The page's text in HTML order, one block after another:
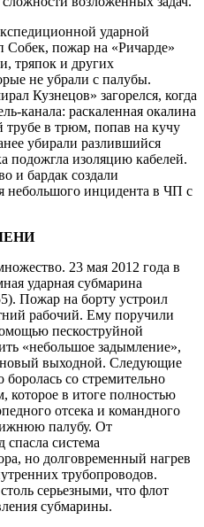
ударной
пожар на «Ричарде»
тряпок и других
не убрали с палубы.
Кузнецов» загорелся, когда
канала: раскаленная окалина
трубе в трюм, попав на кучу
убирали разлившийся
подожгла изоляцию кабелей.
и бардак создали
небольшого инцидента в ЧП с
23 мая 2012 года в
ударная субмарина
Пожар на борту устроил
рабочий. Ему поручили
пескоструйной
«небольшое задымление»,
выходной. Следующие
боролась со стремительно
которое в итоге полностью
отсека и командного
палубу. От
спасла система
но долговременный нагрев
трубопроводов.
серьезными, что флот
субмарины.